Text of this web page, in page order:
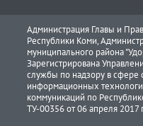
Администрация Главы и
Республики Коми,
муниципального района
Зарегистрирована
службы по надзору в сфере
информационных
коммуникаций по
ТУ-00356 от 06 апреля 2017